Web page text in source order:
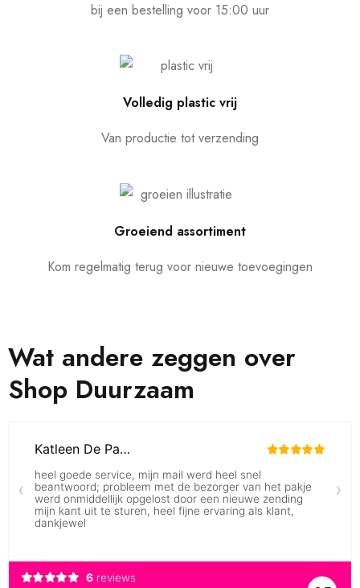
bij een bestelling voor 15:00 uur
Volledig plastic vrij
Van productie tot verzending
Groeiend assortiment
Kom regelmatig terug voor nieuwe toevoegingen
Wat andere zeggen over
Shop Duurzaam